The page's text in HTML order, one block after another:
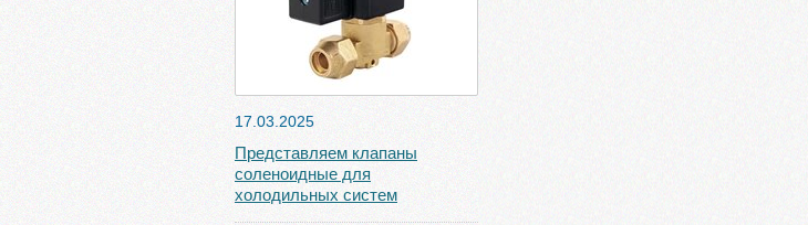
17.03.2025
Представляем клапаны
соленоидные для
холодильных систем